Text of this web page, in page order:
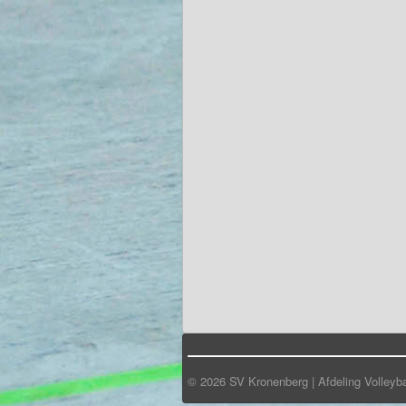
© 2026 SV Kronenberg | Afdeling